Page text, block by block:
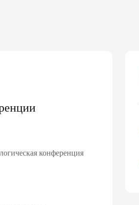
конференция